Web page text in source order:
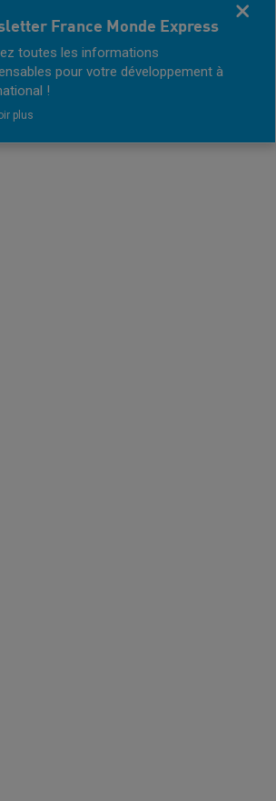
France Monde Express
toutes les informations
pour votre développement à
!
plus